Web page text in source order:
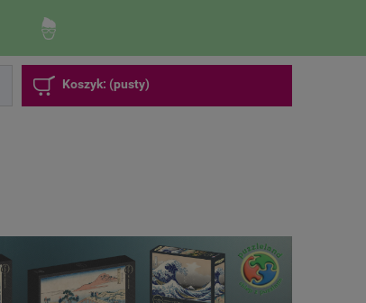
Koszyk: (pusty)